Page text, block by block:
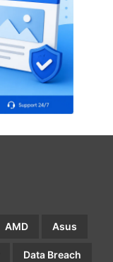
AMD Asus
Data Breach